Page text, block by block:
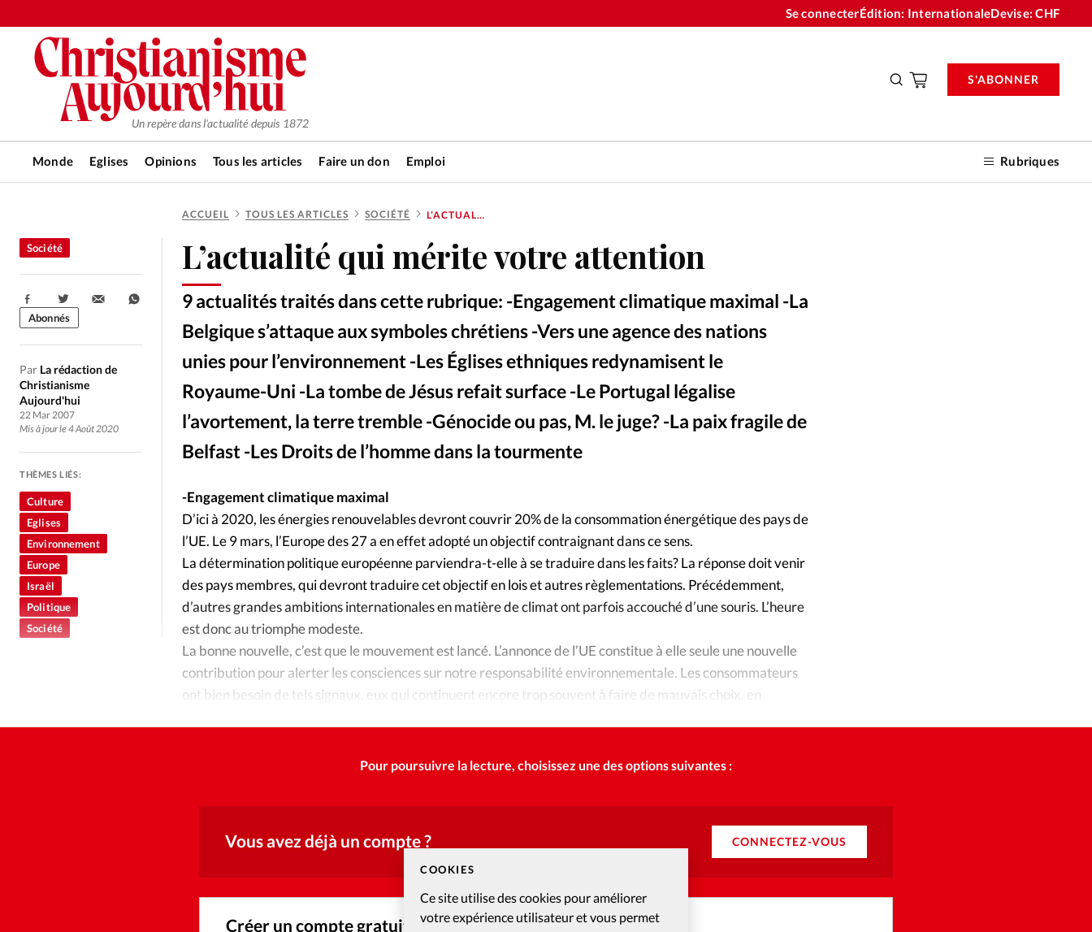
COOKIES
Ce site utilise des cookies pour améliorer
votre expérience utilisateur et vous permet
Se connecterÉdition: InternationaleDevise:CHF
Un repère dans l'actualité depuis 1872
Monde Eglises Opinions Tous les articles Faire un don Emploi Rubriques
S'ABONNER
RUBRIQUES
Tous les articles
Actualité chrétienne
Actualité internationale
Chronique
Culture
Dossier Eglises
Foi
Génération réveil
Monde
Opinions
Publireportage
Relations Aujourd'hui
Société
Tour du monde des Eglises
Trait d'Ixène
Vécu Vie Intérieure
Les abonnements
Faire un don
La boutique
À propos
Changemement d'adresse
Nous contacter
ACCUEIL TOUS LES ARTICLES SOCIÉTÉ L’ACTUALITÉ QUI MÉRITE VOTRE ATTENTION
L’actualité qui mérite votre attention
9 actualités traités dans cette rubrique: -Engagement climatique maximal -La
Belgique s’attaque aux symboles chrétiens -Vers une agence des nations
unies pour l’environnement -Les Églises ethniques redynamisent le
Royaume-Uni -La tombe de Jésus refait surface -Le Portugal légalise
l’avortement, la terre tremble -Génocide ou pas, M. le juge? -La paix fragile de
Belfast -Les Droits de l’homme dans la tourmente
Société
Par La rédaction de
Christianisme
Aujourd'hui
22 Mar 2007
Mis à jour le 4 Août 2020
Partager:
Abonnés
THÈMES LIÉS:
Culture
Eglises
Environnement
Europe
Israël
Politique
Société
-Engagement climatique maximal
D’ici à 2020, les énergies renouvelables devront couvrir 20% de la consommation énergétique des pays de
l’UE. Le 9 mars, l’Europe des 27 a en effet adopté un objectif contraignant dans ce sens.
La détermination politique européenne parviendra-t-elle à se traduire dans les faits? La réponse doit venir
des pays membres, qui devront traduire cet objectif en lois et autres règlementations. Précédemment,
d’autres grandes ambitions internationales en matière de climat ont parfois accouché d’une souris. L’heure
est donc au triomphe modeste.
La bonne nouvelle, c’est que le mouvement est lancé. L’annonce de l’UE constitue à elle seule une nouvelle
contribution pour alerter les consciences sur notre responsabilité environnementale. Les consommateurs
ont bien besoin de tels signaux, eux qui continuent encore trop souvent à faire de mauvais choix, en
Pour poursuivre la lecture, choisissez une des options suivantes :
Vous avez déjà un compte ? CONNECTEZ-VOUS
Créer un compte gratuitement